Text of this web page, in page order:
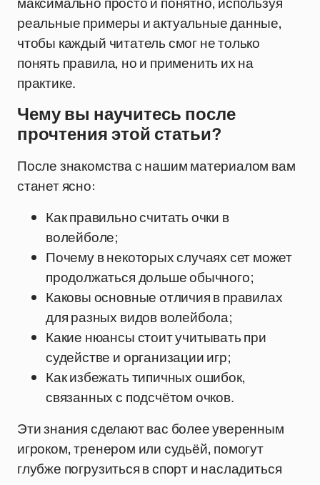
реальные примеры и актуальные данные,
чтобы каждый читатель смог не только
понять правила, но и применить их на
практике.
Чему вы научитесь после
прочтения этой статьи?
После знакомства с нашим материалом вам
станет ясно:
Как правильно считать очки в
волейболе;
Почему в некоторых случаях сет может
продолжаться дольше обычного;
Каковы основные отличия в правилах
для разных видов волейбола;
Какие нюансы стоит учитывать при
судействе и организации игр;
Как избежать типичных ошибок,
связанных с подсчётом очков.
Эти знания сделают вас более уверенным
игроком, тренером или судьёй, помогут
глубже погрузиться в спорт и насладиться